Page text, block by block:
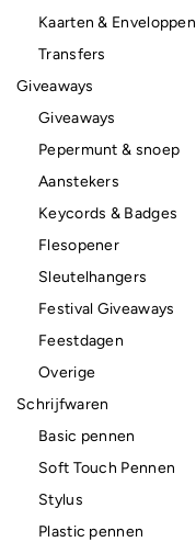
Kaarten & Enveloppen
Transfers
Giveaways
Giveaways
Pepermunt & snoep
Aanstekers
Keycords & Badges
Flesopener
Sleutelhangers
Festival Giveaways
Feestdagen
Overige
Schrijfwaren
Basic pennen
Soft Touch Pennen
Stylus
Plastic pennen